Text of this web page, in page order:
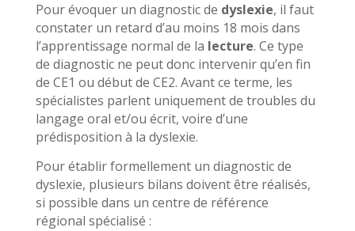
Pour évoquer un diagnostic de dyslexie, il faut
constater un retard d’au moins 18 mois dans
l’apprentissage normal de la lecture. Ce type
de diagnostic ne peut donc intervenir qu’en fin
de CE1 ou début de CE2. Avant ce terme, les
spécialistes parlent uniquement de troubles du
langage oral et/ou écrit, voire d’une
prédisposition à la dyslexie.
Pour établir formellement un diagnostic de
dyslexie, plusieurs bilans doivent être réalisés,
si possible dans un centre de référence
régional spécialisé :